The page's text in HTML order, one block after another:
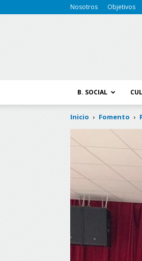
Nosotros Objetivos
B. SOCIAL
Inicio Fomento